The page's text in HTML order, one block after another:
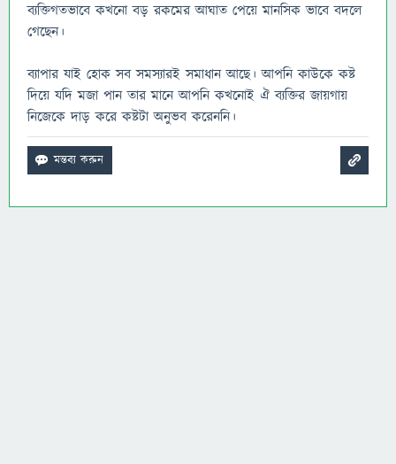
ব্যক্তিগতভাবে কখনো বড় রকমের আঘাত পেয়ে মানসিক ভাবে বদলে
গেছেন।
ব্যাপার যাই হোক সব সমস্যারই সমাধান আছে। আপনি কাউকে কষ্ট
দিয়ে যদি মজা পান তার মানে আপনি কখনোই ঐ ব্যক্তির জায়গায়
নিজেকে দাড় করে কষ্টটা অনুভব করেননি।